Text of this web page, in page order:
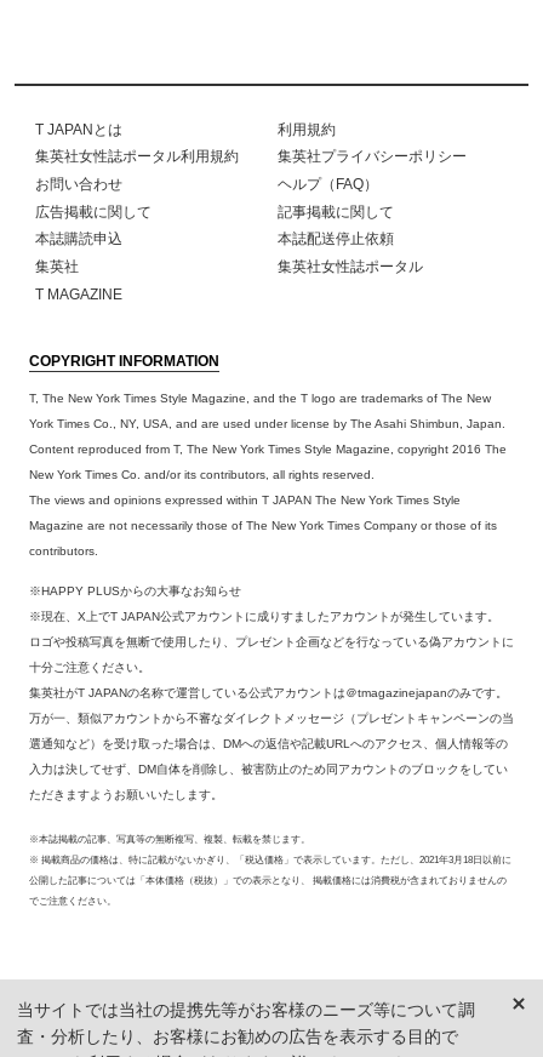
T JAPANとは
利用規約
集英社女性誌ポータル利用規約
集英社プライバシーポリシー
お問い合わせ
ヘルプ（FAQ）
広告掲載に関して
記事掲載に関して
本誌購読申込
本誌配送停止依頼
集英社
集英社女性誌ポータル
T MAGAZINE
COPYRIGHT INFORMATION
T, The New York Times Style Magazine, and the T logo are trademarks of The New
York Times Co., NY, USA, and are used under license by The Asahi Shimbun, Japan.
Content reproduced from T, The New York Times Style Magazine, copyright 2016 The
New York Times Co. and/or its contributors, all rights reserved.
The views and opinions expressed within T JAPAN The New York Times Style
Magazine are not necessarily those of The New York Times Company or those of its
contributors.
※HAPPY PLUSからの大事なお知らせ
※現在、X上でT JAPAN公式アカウントに成りすましたアカウントが発生しています。
ロゴや投稿写真を無断で使用したり、プレゼント企画などを行なっている偽アカウントに
十分ご注意ください。
集英社がT JAPANの名称で運営している公式アカウントは＠tmagazinejapanのみです。
万が一、類似アカウントから不審なダイレクトメッセージ（プレゼントキャンペーンの当
選通知など）を受け取った場合は、DMへの返信や記載URLへのアクセス、個人情報等の
入力は決してせず、DM自体を削除し、被害防止のため同アカウントのブロックをしてい
ただきますようお願いいたします。
※本誌掲載の記事、写真等の無断複写、複製、転載を禁じます。
※ 掲載商品の価格は、特に記載がないかぎり、「税込価格」で表示しています。ただし、2021年3月18日以前に
公開した記事については「本体価格（税抜）」での表示となり、 掲載価格には消費税が含まれておりませんの
でご注意ください。
当サイトでは当社の提携先等がお客様のニーズ等について調
査・分析したり、お客様にお勧めの広告を表示する目的で